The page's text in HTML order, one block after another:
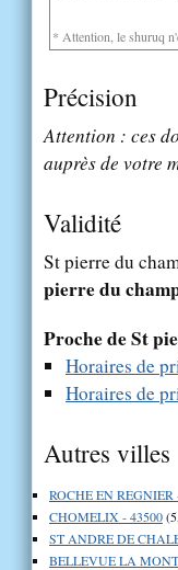
* Attention, le shuruq
Précision
Attention : ces
auprès de votre
Validité
St pierre du
pierre du
Proche de St
Horaires de
Horaires de
Autres villes
ROCHE EN REGNIER
CHOMELIX - 43500
ST ANDRE DE
BELLEVUE LA